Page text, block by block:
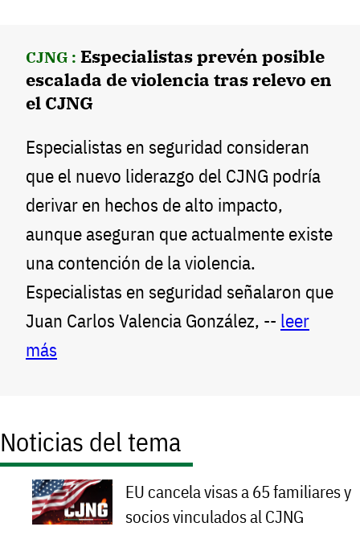
CJNG : Especialistas prevén posible
escalada de violencia tras relevo en
el CJNG
Especialistas en seguridad consideran
que el nuevo liderazgo del CJNG podría
derivar en hechos de alto impacto,
aunque aseguran que actualmente existe
una contención de la violencia.
Especialistas en seguridad señalaron que
Juan Carlos Valencia González, -- leer
más
Noticias del tema
EU cancela visas a 65 familiares y
socios vinculados al CJNG